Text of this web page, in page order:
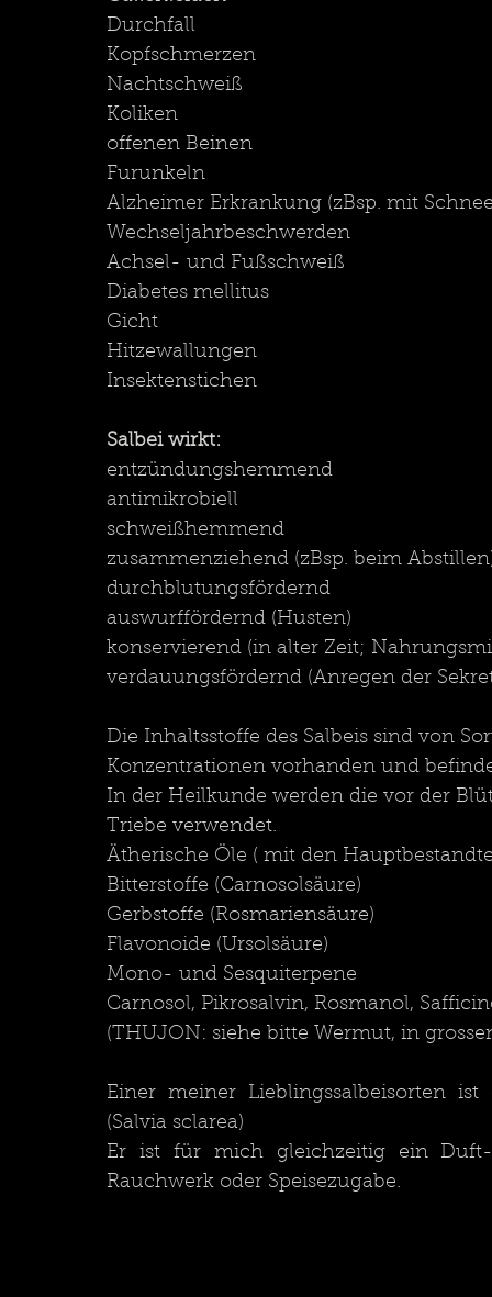
Durchfall
Kopfschmerzen
Nachtschweiß
Koliken
offenen Beinen
Furunkeln
Alzheimer Erkrankung (zBsp. mit
Wechseljahrbeschwerden
Achsel- und Fußschweiß
Diabetes mellitus
Gicht
Hitzewallungen
Insektenstichen
Salbei wirkt:
entzündungshemmend
antimikrobiell
schweißhemmend
zusammenziehend (zBsp. beim
durchblutungsfördernd
auswurffördernd (Husten)
konservierend (in alter Zeit;
verdauungsfördernd (Anregen der
Die Inhaltsstoffe des Salbeis sind von
Konzentrationen vorhanden und
In der Heilkunde werden die vor der
Triebe verwendet.
Ätherische Öle ( mit den
Bitterstoffe (Carnosolsäure)
Gerbstoffe (Rosmariensäure)
Flavonoide (Ursolsäure)
Mono- und Sesquiterpene
Carnosol, Pikrosalvin, Rosmanol,
(THUJON: siehe bitte Wermut, in
Einer meiner Lieblingssalbeisorten
(Salvia sclarea)
Er ist für mich gleichzeitig ein Duft-
Rauchwerk oder Speisezugabe.